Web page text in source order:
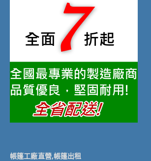
帳篷工廠直營,帳篷出租